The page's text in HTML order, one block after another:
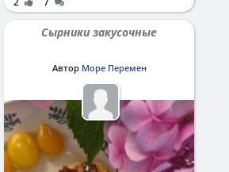
Сырники закусочные
Автор Море Перемен